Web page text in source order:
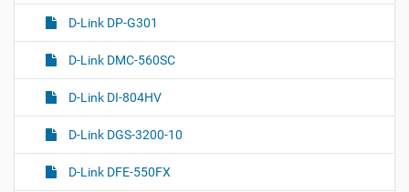
D-Link DP-G301
D-Link DMC-560SC
D-Link DI-804HV
D-Link DGS-3200-10
D-Link DFE-550FX